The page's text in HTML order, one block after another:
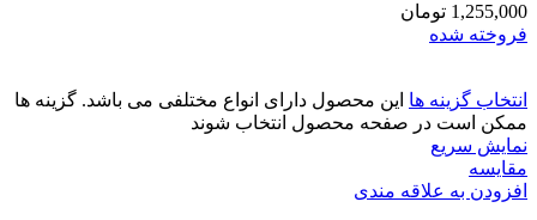
1,255,000 تومان
فروخته شده
انتخاب گزینه ها این محصول دارای انواع مختلفی می باشد. گزینه ها
ممکن است در صفحه محصول انتخاب شوند
نمایش سریع
مقايسه
افزودن به علاقه مندی